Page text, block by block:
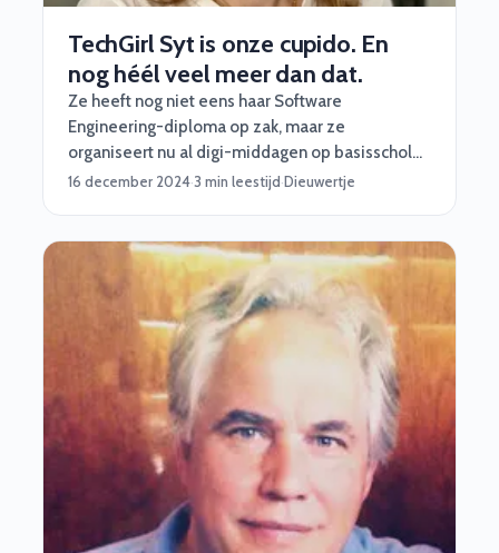
TechGirl Syt is onze cupido. En
nog héél veel meer dan dat.
Ze heeft nog niet eens haar Software
Engineering-diploma op zak, maar ze
organiseert nu al digi-middagen op basisscholen
over ict én alles wat daarmee te maken heeft. In
waarom jij als bedrijf haar bij ons in de gaten
moet houden. Let's go!
16 december 2024·3 min leestijd·Dieuwertje